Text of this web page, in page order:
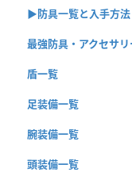
▶︎防具一覧と入手方法
最強防具・アクセサ
盾一覧
足装備一覧
腕装備一覧
頭装備一覧